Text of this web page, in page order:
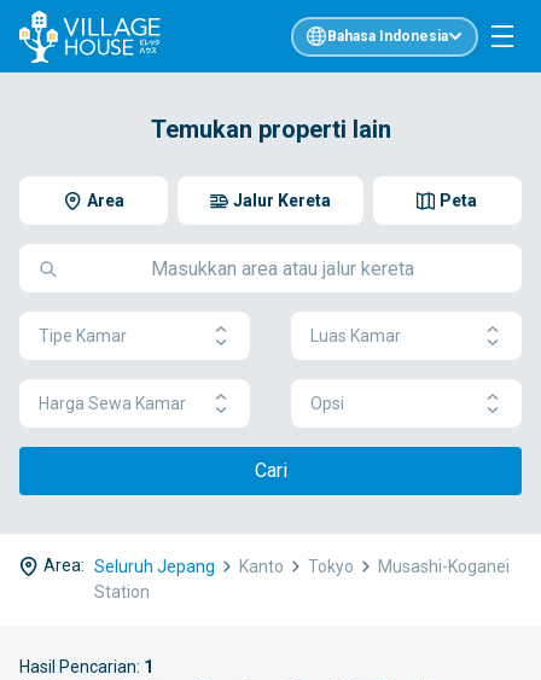
Bahasa Indonesia
Temukan properti lain
Area Peta
Jalur Kereta
Tipe Kamar Luas Kamar
Harga Sewa Kamar Opsi
Cari
Area: Seluruh Jepang Kanto Tokyo
Musashi-Koganei
Station
Hasil Pencarian: 1